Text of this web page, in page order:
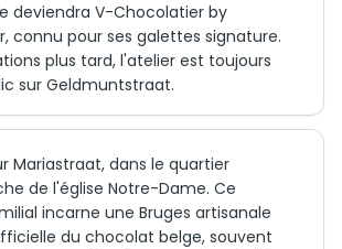
deviendra V-Chocolatier by
connu pour ses galettes signature.
plus tard, l'atelier est toujours
sur Geldmuntstraat.
Mariastraat, dans le quartier
de l'église Notre-Dame. Ce
incarne une Bruges artisanale
du chocolat belge, souvent